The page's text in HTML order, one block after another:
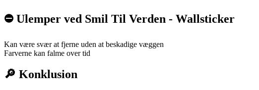
⛔️ Ulemper ved Smil Til Verden - Wallsticker
Kan være svær at fjerne uden at beskadige væggen
Farverne kan falme over tid
🔎 Konklusion